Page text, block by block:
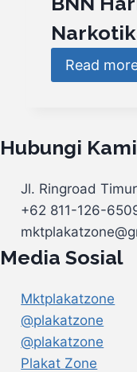
Read
Hubungi Kami
Jl. Ringroad
+62 811-126-
Media Sosial
Mktplakatzone
@plakatzone
@plakatzone
Plakat Zone